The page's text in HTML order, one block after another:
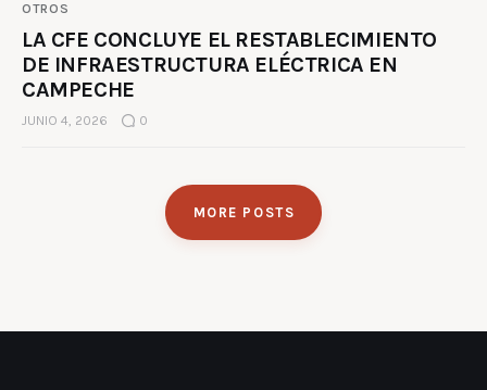
OTROS
LA CFE CONCLUYE EL RESTABLECIMIENTO
DE INFRAESTRUCTURA ELÉCTRICA EN
CAMPECHE
JUNIO 4, 2026 0
MORE POSTS